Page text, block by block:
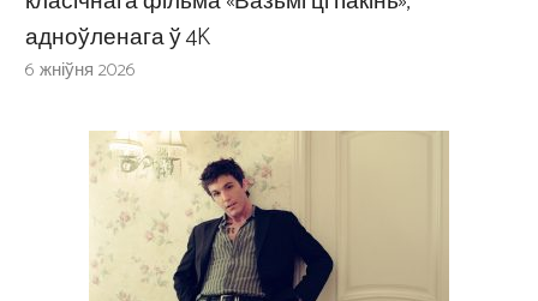
адноўленага ў 4K
6 жніўня 2026